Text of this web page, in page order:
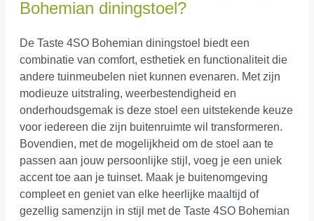
Bohemian diningstoel?
De Taste 4SO Bohemian diningstoel biedt een
combinatie van comfort, esthetiek en functionaliteit die
andere tuinmeubelen niet kunnen evenaren. Met zijn
modieuze uitstraling, weerbestendigheid en
onderhoudsgemak is deze stoel een uitstekende keuze
voor iedereen die zijn buitenruimte wil transformeren.
Bovendien, met de mogelijkheid om de stoel aan te
passen aan jouw persoonlijke stijl, voeg je een uniek
accent toe aan je tuinset. Maak je buitenomgeving
compleet en geniet van elke heerlijke maaltijd of
gezellig samenzijn in stijl met de Taste 4SO Bohemian